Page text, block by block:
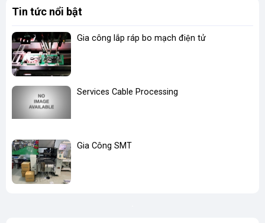
Tin tức nổi bật
Gia công lắp ráp bo mạch điện tử
Services Cable Processing
Gia Công SMT